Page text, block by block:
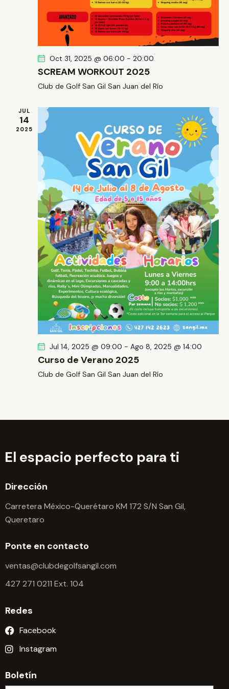
Oct 31, 2025 @ 06:00 - 20:00
SCREAM WORKOUT 2025
Club de Golf San Gil San Juan del Río
JUL
14
2025
Jul 14, 2025 @ 09:00 - Ago 8, 2025 @ 14:00
Curso de Verano 2025
Club de Golf San Gil San Juan del Río
El espacio perfecto para ti
Dirección
Carretera México-Querétaro KM 172 S/N San Gil,
Queretaro
Ponte en contacto
ventas@clubdegolfsangil.com
427 271 0211 Ext. 104
Redes
Facebook
Instagram
Boletín